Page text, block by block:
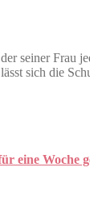
seiner
sich die
eine Woche